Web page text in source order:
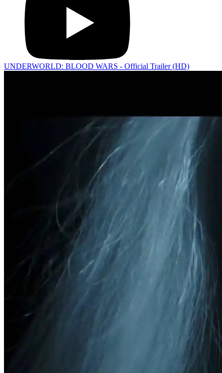
UNDERWORLD: BLOOD WARS - Official Trailer (HD)